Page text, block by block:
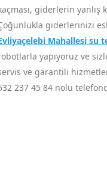
giderlerin yanlış
giderlerinizi
Mahallesi su
yapıyoruz ve
ve garantili
237 45 84 nolu